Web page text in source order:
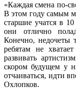
«Каждая смена по-
В этом году самым
старшие учатся в
они отлично
Конечно, недочеты
ребятам не
развивать
скором будущем у
отчаиваться, идти
Охлопков.